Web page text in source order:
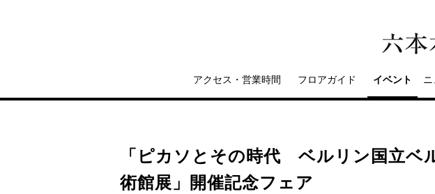
アクセス・営業時間 フロアガイド イベント ニ
「ピカソとその時代 ベルリン国立ベ
術館展」開催記念フェア